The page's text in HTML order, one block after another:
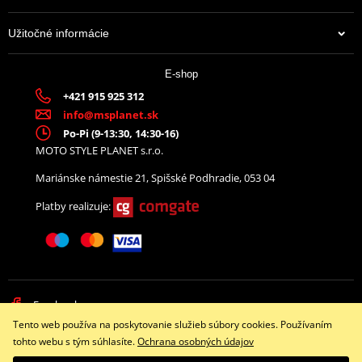
Plně servisovatelné
Dostupné pro silniční i závodní použití
Užitočné informácie
E-shop
+421 915 925 312
info@msplanet.sk
Po-Pi (9-13:30, 14:30-16)
MOTO STYLE PLANET s.r.o.
Mariánske námestie 21, Spišské Podhradie, 053 04
Platby realizuje:
Facebook
Copyright © 2026 www.namotorku.sk
Tento web používa na poskytovanie služieb súbory cookies. Používaním
tohto webu s tým súhlasíte.Ochrana osobných údajov